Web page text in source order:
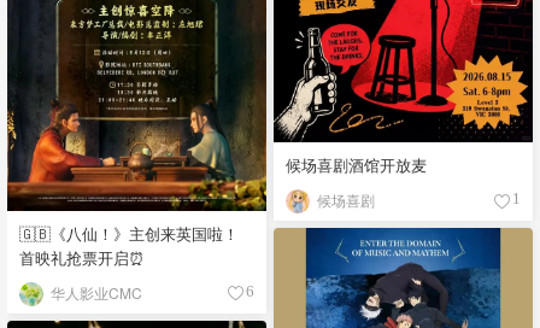
🇬🇧《八仙！》主创来英国啦！
首映礼抢票开启⏰
华人影业CMC 6
候场喜剧酒馆开放麦
候场喜剧 1